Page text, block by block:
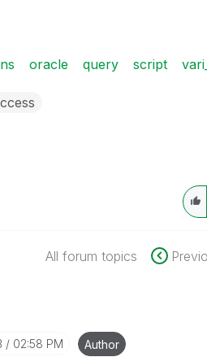
oracle query script
All forum topics
02:58 PM Author